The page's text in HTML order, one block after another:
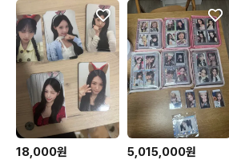
18,000원 5,015,000원